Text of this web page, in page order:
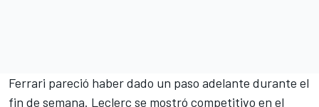
Ferrari pareció haber dado un paso adelante durante el
fin de semana. Leclerc se mostró competitivo en el